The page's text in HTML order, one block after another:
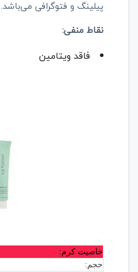
پیلینگ و فتوگرافی می‌باشد.
نقاط منفی:
فاقد ویتامین
خاصیت کرم:
حجم: